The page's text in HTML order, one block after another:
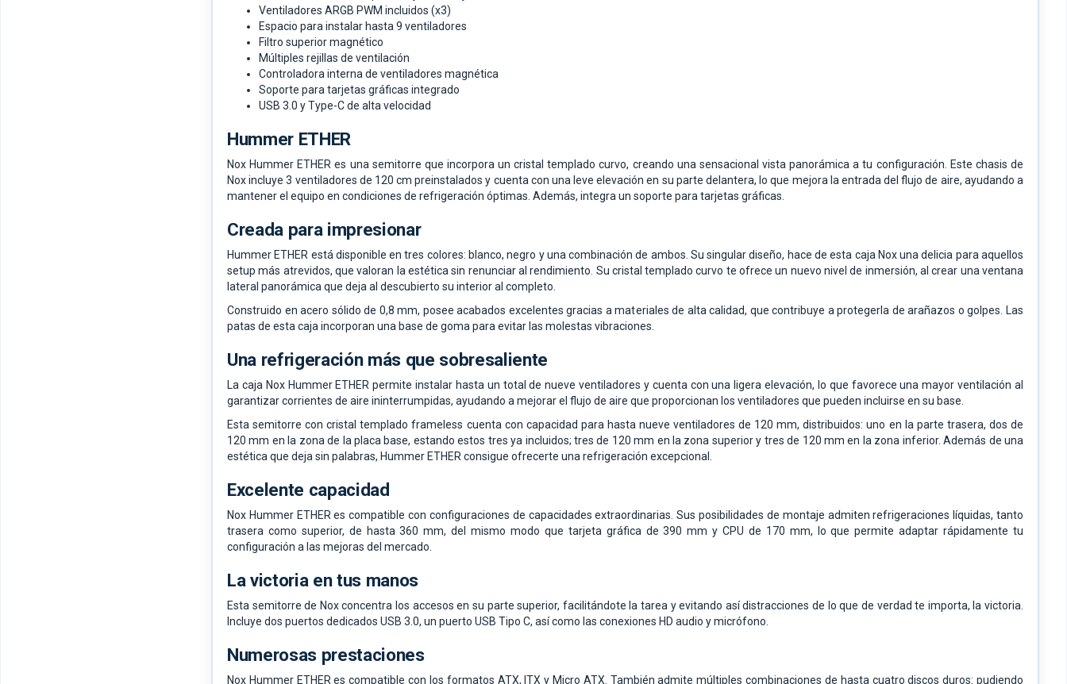
Ventiladores ARGB PWM incluidos (x3)
Espacio para instalar hasta 9 ventiladores
Filtro superior magnético
Múltiples rejillas de ventilación
Controladora interna de ventiladores magnética
Soporte para tarjetas gráficas integrado
USB 3.0 y Type-C de alta velocidad
Hummer ETHER
Nox Hummer ETHER es una semitorre que incorpora un cristal templado curvo, creando una sensacional vista panorámica a tu configuración. Este chasis de
Nox incluye 3 ventiladores de 120 cm preinstalados y cuenta con una leve elevación en su parte delantera, lo que mejora la entrada del flujo de aire, ayudando a
mantener el equipo en condiciones de refrigeración óptimas. Además, integra un soporte para tarjetas gráficas.
Creada para impresionar
Hummer ETHER está disponible en tres colores: blanco, negro y una combinación de ambos. Su singular diseño, hace de esta caja Nox una delicia para aquellos
setup más atrevidos, que valoran la estética sin renunciar al rendimiento. Su cristal templado curvo te ofrece un nuevo nivel de inmersión, al crear una ventana
lateral panorámica que deja al descubierto su interior al completo.
Construido en acero sólido de 0,8 mm, posee acabados excelentes gracias a materiales de alta calidad, que contribuye a protegerla de arañazos o golpes. Las
patas de esta caja incorporan una base de goma para evitar las molestas vibraciones.
Una refrigeración más que sobresaliente
La caja Nox Hummer ETHER permite instalar hasta un total de nueve ventiladores y cuenta con una ligera elevación, lo que favorece una mayor ventilación al
garantizar corrientes de aire ininterrumpidas, ayudando a mejorar el flujo de aire que proporcionan los ventiladores que pueden incluirse en su base.
Esta semitorre con cristal templado frameless cuenta con capacidad para hasta nueve ventiladores de 120 mm, distribuidos: uno en la parte trasera, dos de
120 mm en la zona de la placa base, estando estos tres ya incluidos; tres de 120 mm en la zona superior y tres de 120 mm en la zona inferior. Además de una
estética que deja sin palabras, Hummer ETHER consigue ofrecerte una refrigeración excepcional.
Excelente capacidad
Nox Hummer ETHER es compatible con configuraciones de capacidades extraordinarias. Sus posibilidades de montaje admiten refrigeraciones líquidas, tanto
trasera como superior, de hasta 360 mm, del mismo modo que tarjeta gráfica de 390 mm y CPU de 170 mm, lo que permite adaptar rápidamente tu
configuración a las mejoras del mercado.
La victoria en tus manos
Esta semitorre de Nox concentra los accesos en su parte superior, facilitándote la tarea y evitando así distracciones de lo que de verdad te importa, la victoria.
Incluye dos puertos dedicados USB 3.0, un puerto USB Tipo C, así como las conexiones HD audio y micrófono.
Numerosas prestaciones
Nox Hummer ETHER es compatible con los formatos ATX, ITX y Micro ATX. También admite múltiples combinaciones de hasta cuatro discos duros: pudiendo